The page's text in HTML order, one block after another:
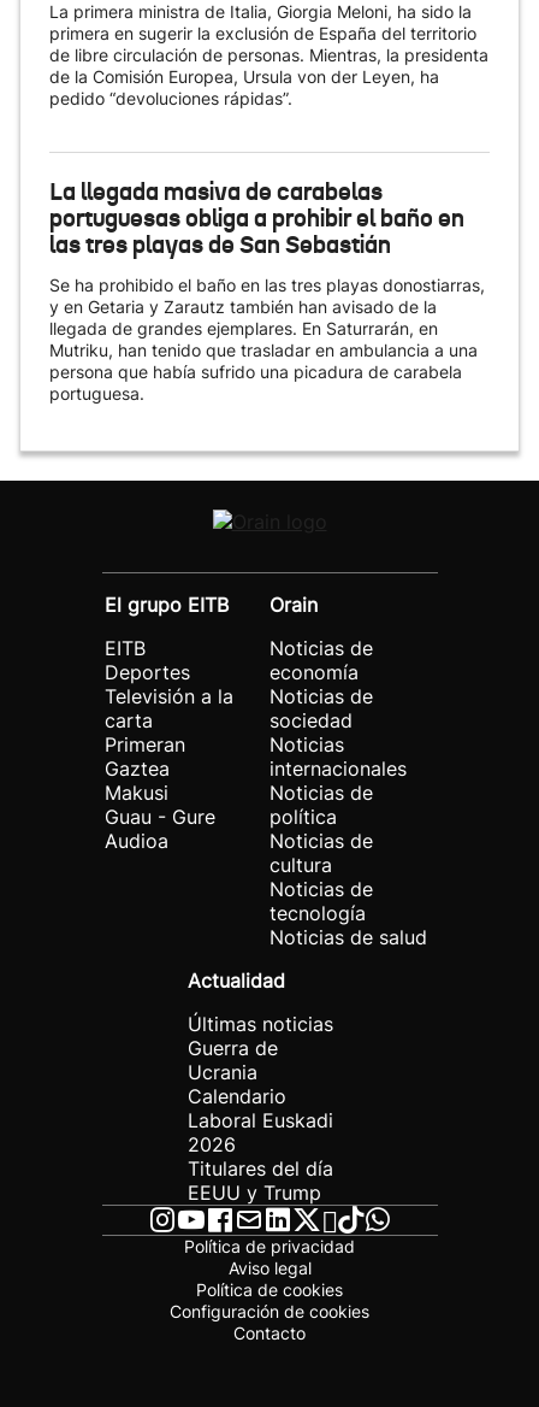
La primera ministra de Italia, Giorgia Meloni, ha sido la
primera en sugerir la exclusión de España del territorio
de libre circulación de personas. Mientras, la presidenta
de la Comisión Europea, Ursula von der Leyen, ha
pedido “devoluciones rápidas”.
La llegada masiva de carabelas
portuguesas obliga a prohibir el baño en
las tres playas de San Sebastián
Se ha prohibido el baño en las tres playas donostiarras,
y en Getaria y Zarautz también han avisado de la
llegada de grandes ejemplares. En Saturrarán, en
Mutriku, han tenido que trasladar en ambulancia a una
persona que había sufrido una picadura de carabela
portuguesa.
El grupo EITB
EITB
Deportes
Televisión a la
carta
Primeran
Gaztea
Makusi
Guau - Gure
Audioa
Orain
Noticias de
economía
Noticias de
sociedad
Noticias
internacionales
Noticias de
política
Noticias de
cultura
Noticias de
tecnología
Noticias de salud
Actualidad
Últimas noticias
Guerra de
Ucrania
Calendario
Laboral Euskadi
2026
Titulares del día
EEUU y Trump
Política de privacidad
Aviso legal
Política de cookies
Configuración de cookies
Contacto